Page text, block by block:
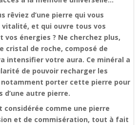
rêviez d’une pierre qui vous
vitalité, et qui ouvre tous vos
énergies ? Ne cherchez plus,
cristal de roche, composé de
intensifier votre aura. Ce minéral a
de pouvoir recharger les
notamment porter cette pierre pour
autre pierre.
considérée comme une pierre
et de commisération, tout à fait